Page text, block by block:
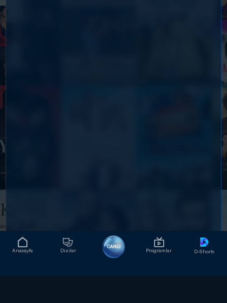
Anasayfa Diziler
CANLI
Programlar D-Shorts